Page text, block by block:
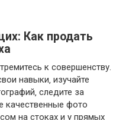
Как продать
к совершенству.
навыки‚ изучайте
следите за
качественные фото
на стоках и у прямых